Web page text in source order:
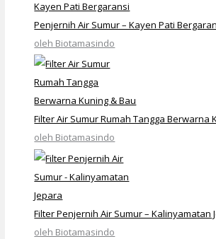
Penjernih Air Sumur – Kayen Pati
oleh Biotamasindo
Filter Air Sumur Rumah Tangga Berwarna
oleh Biotamasindo
Filter Penjernih Air Sumur – Kalinyamatan
oleh Biotamasindo